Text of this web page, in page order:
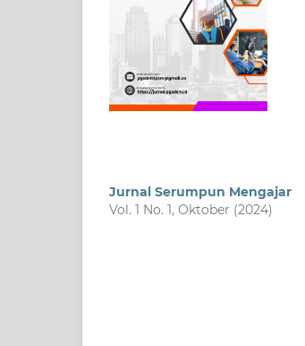
Jurnal Serumpun Mengajar
Vol. 1 No. 1, Oktober (2024)